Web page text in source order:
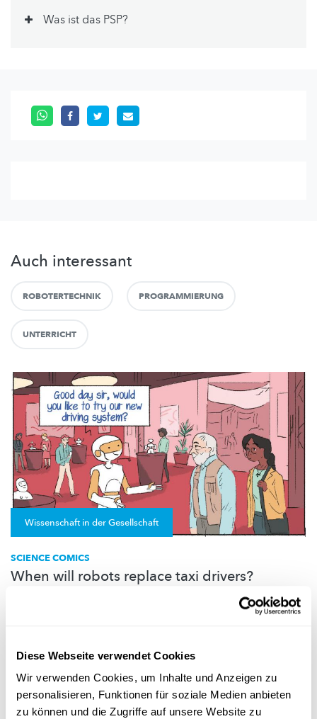
Diese Webseite verwendet Cookies
Wir verwenden Cookies, um Inhalte und Anzeigen zu
personalisieren, Funktionen für soziale Medien anbieten
zu können und die Zugriffe auf unsere Website zu
Was ist das PSP?
Auch interessant
ROBOTERTECHNIK PROGRAMMIERUNG
UNTERRICHT
Wissenschaft in der Gesellschaft
SCIENCE COMICS
When will robots replace taxi drivers?
Twenty-two PhD candidates of the University of Luxembourg
have joined forces to help future generations picture the